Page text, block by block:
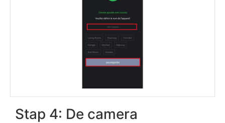
Stap 4: De camera